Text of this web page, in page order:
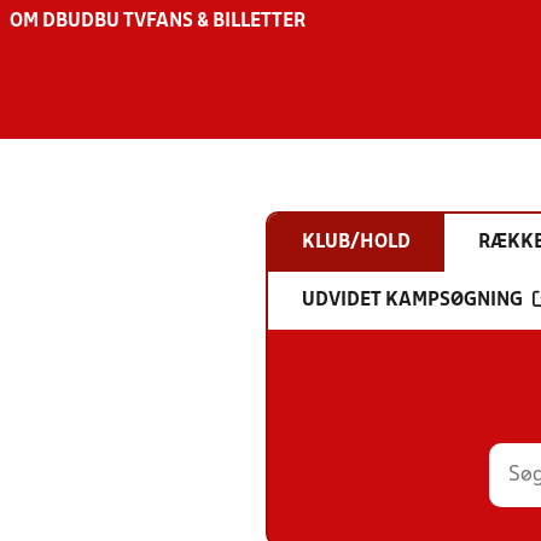
OM DBU DBU TV FANS & BILLETTER
KLUB/HOLD
UDVIDET KAMPSØGNING